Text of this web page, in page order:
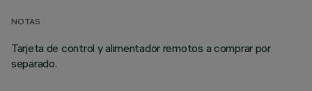
NOTAS
Tarjeta de control y alimentador remotos a comprar por
separado.